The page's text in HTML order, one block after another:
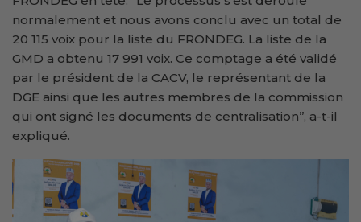
normalement et nous avons conclu avec un total de
20 115 voix pour la liste du FRONDEG. La liste de la
GMD a obtenu 17 991 voix. Ce comptage a été validé
par le président de la CACV, le représentant de la
DGE ainsi que les autres membres de la commission
qui ont signé les documents de centralisation’’, a-t-il
expliqué.